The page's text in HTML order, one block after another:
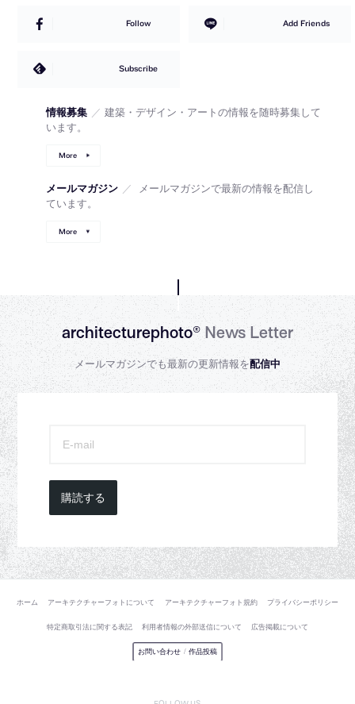
Follow Add Friends
Subscribe
情報募集 ／ 建築・デザイン・アートの情報を随時募集して
います。
More
メールマガジン ／
メールマガジンで最新の情報を配信し
ています。
More
architecturephoto®News Letter
メールマガジンでも最新の更新情報を配信中
購読する
ホーム アーキテクチャーフォトについて アーキテクチャーフォト規約 プライバシーポリシー
特定商取引法に関する表記 利用者情報の外部送信について 広告掲載について
お問い合わせ / 作品投稿